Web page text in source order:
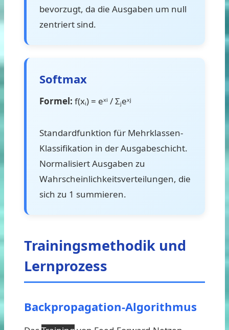
bevorzugt, da die Ausgaben um null
zentriert sind.
Softmax
Formel: f(xᵢ) = eˣⁱ / Σⱼeˣʲ
Standardfunktion für Mehrklassen-
Klassifikation in der Ausgabeschicht.
Normalisiert Ausgaben zu
Wahrscheinlichkeitsverteilungen, die
sich zu 1 summieren.
Trainingsmethodik und
Lernprozess
Backpropagation-Algorithmus